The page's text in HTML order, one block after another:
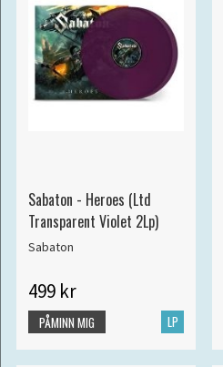
Sabaton - Heroes (Ltd
Transparent Violet 2Lp)
Sabaton
499 kr
LP
PÅMINN MIG